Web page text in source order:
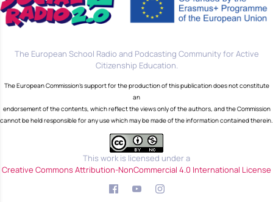
The European School Radio and Podcasting Community for Active
Citizenship Education.
The European Commission's support for the production of this publication does not constitute
an
endorsement of the contents, which reflect the views only of the authors, and the Commission
cannot be held responsible for any use which may be made of the information contained therein.
This work is licensed under a
Creative Commons Attribution-NonCommercial 4.0 International License